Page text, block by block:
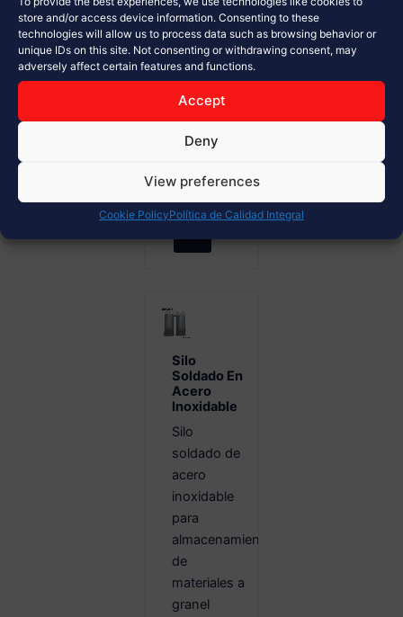
store and/or access device information. Consenting to these
technologies will allow us to process data such as browsing behavior or
unique IDs on this site. Not consenting or withdrawing consent, may
adversely affect certain features and functions.
Accept
Deny
View preferences
Cookie PolicyPolítica de Calidad Integral
de
materiales a
granel
modular y
resistencia...
Ver Más
Silo
Soldado En
Acero
Inoxidable
Silo
soldado de
acero
inoxidable
para
almacenamiento
de
materiales a
granel